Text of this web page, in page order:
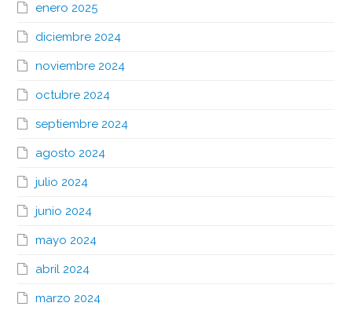
enero 2025
diciembre 2024
noviembre 2024
octubre 2024
septiembre 2024
agosto 2024
julio 2024
junio 2024
mayo 2024
abril 2024
marzo 2024